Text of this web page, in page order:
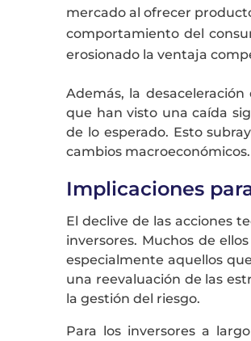
mercado al ofrecer
comportamiento del
erosionado la ventaja
Además, la
que han visto una caída
de lo esperado. Esto
cambios macroeconómicos​.
Implicaciones
El declive de las acciones
inversores. Muchos de
especialmente aquellos
una reevaluación de las
la gestión del riesgo.
Para los inversores a